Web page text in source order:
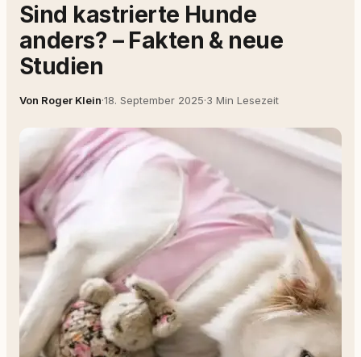
Sind kastrierte Hunde
anders? – Fakten & neue
Studien
Von Roger Klein·18. September 2025·3 Min Lesezeit